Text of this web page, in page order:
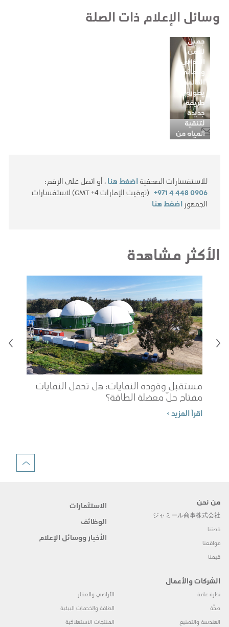
وسائل الإعلام ذات الصلة
معمل
عبد
جميل
للأمن
الغذائي
والمائي
العالمي
يطورون
طريقة
جديدة
لتنقية
المياه من
للاستفسارات الصحفيةاضغط هنا، أو اتصل على الرقم:
+971 4 448 0906
(توقيت الإمارات GMT +4) لاستفسارات
الجمهور اضغط هنا
الأكثر مشاهدة
مستقبل وقوده النفايات: هل تحمل النفايات
مفتاح حلّ معضلة الطاقة؟
اقرأ المزيد >
من نحن
ジャミール商事株式会社
قصتنا
مواقعنا
قيمنا
الاستثمارات
الوظائف
الأخبار ووسائل الإعلام
الشركات والأعمال
نظرة عامة
صحّة
الهندسة والتصنيع
الأراضي والعقار
الطاقة والخدمات البيئية
المنتجات الاستهلاكية